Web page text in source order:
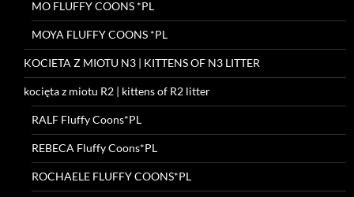
MO FLUFFY COONS *PL
MOYA FLUFFY COONS *PL
KOCIETA Z MIOTU N3 | KITTENS OF N3 LITTER
kocięta z miotu R2 | kittens of R2 litter
RALF Fluffy Coons*PL
REBECA Fluffy Coons*PL
ROCHAELE FLUFFY COONS*PL